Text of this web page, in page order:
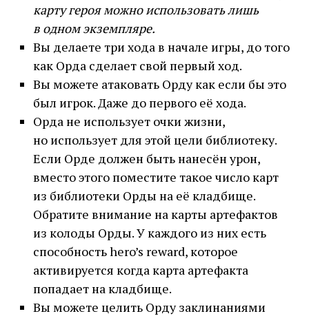
карту героя можно использовать лишь
в одном экземпляре.
Вы делаете три хода в начале игры, до того
как Орда сделает свой первый ход.
Вы можете атаковать Орду как если бы это
был игрок. Даже до первого её хода.
Орда не использует очки жизни,
но использует для этой цели библиотеку.
Если Орде должен быть нанесён урон,
вместо этого поместите такое число карт
из библиотеки Орды на её кладбище.
Обратите внимание на карты артефактов
из колоды Орды. У каждого из них есть
способность hero’s reward, которое
активируется когда карта артефакта
попадает на кладбище.
Вы можете целить Орду заклинаниями